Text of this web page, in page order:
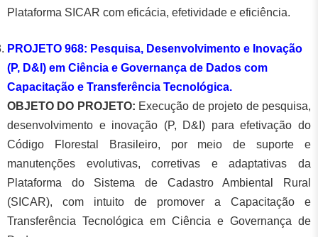
Plataforma SICAR com eficácia, efetividade e eficiência.
PROJETO 968: Pesquisa, Desenvolvimento e Inovação
(P, D&I) em Ciência e Governança de Dados com
Capacitação e Transferência Tecnológica.
OBJETO DO PROJETO: Execução de projeto de pesquisa,
desenvolvimento e inovação (P, D&I) para efetivação do
Código Florestal Brasileiro, por meio de suporte e
manutenções evolutivas, corretivas e adaptativas da
Plataforma do Sistema de Cadastro Ambiental Rural
(SICAR), com intuito de promover a Capacitação e
Transferência Tecnológica em Ciência e Governança de